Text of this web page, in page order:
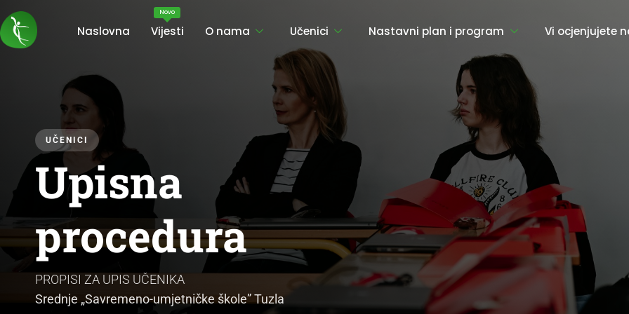
Naslovna
Novo
Vijesti O nama Učenici Nastavni plan i program Vi ocjenjujete
UČENICI
Upisna
procedura
PROPISI ZA UPIS UČENIKA
Srednje „Savremeno-umjetničke škole” Tuzla